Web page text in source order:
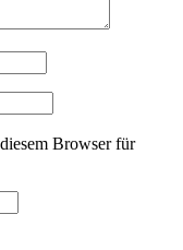
Browser für